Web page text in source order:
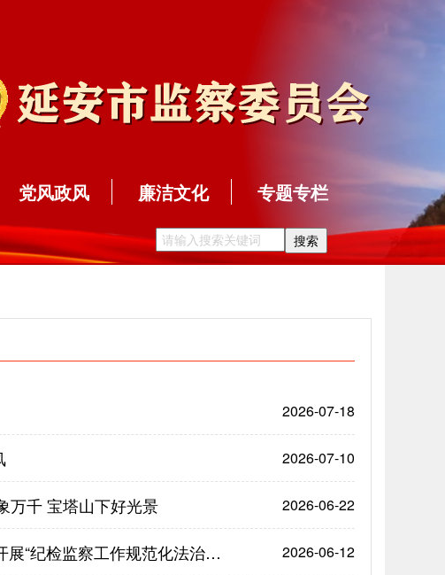
党风政风 廉洁文化 专题专栏
2026-07-18
2026-07-10
万千 宝塔山下好光景 2026-06-22
以更高标准更实举措提升监督质效——陕西持续开展“纪检监察工作规范化法治化正规化建设年”行动 2026-06-12